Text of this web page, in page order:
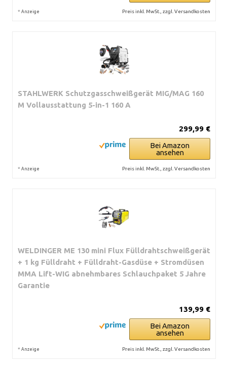
* Anzeige Preis inkl. MwSt., zzgl. Versandkosten
STAHLWERK Schutzgasschweißgerät MIG/MAG 160
M Vollausstattung 5-in-1 160 A
299,99 €
Bei Amazon
ansehen
* Anzeige Preis inkl. MwSt., zzgl. Versandkosten
WELDINGER ME 130 mini Flux Fülldrahtschweißgerät
+ 1 kg Fülldraht + Fülldraht-Gasdüse + Stromdüsen
MMA Lift-WIG abnehmbares Schlauchpaket 5 Jahre
Garantie
139,99 €
Bei Amazon
ansehen
* Anzeige Preis inkl. MwSt., zzgl. Versandkosten